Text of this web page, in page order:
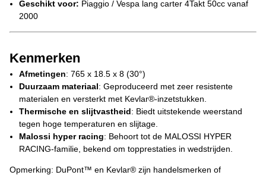
Geschikt voor: Piaggio / Vespa lang carter 4Takt 50cc vanaf
2000
Kenmerken
Afmetingen: 765 x 18.5 x 8 (30°)
Duurzaam materiaal: Geproduceerd met zeer resistente
materialen en versterkt met Kevlar®-inzetstukken.
Thermische en slijtvastheid: Biedt uitstekende weerstand
tegen hoge temperaturen en slijtage.
Malossi hyper racing: Behoort tot de MALOSSI HYPER
RACING-familie, bekend om topprestaties in wedstrijden.
Opmerking: DuPont™ en Kevlar® zijn handelsmerken of